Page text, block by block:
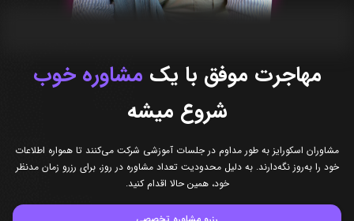
مهاجرت موفق با یک مشاوره خوب
شروع میشه
مشاوران اسکورایز به طور مداوم در جلسات آموزشی شرکت می‌کنند تا همواره اطلاعات
خود را به‌روز نگه‌­دارند. به دلیل محدودیت تعداد مشاوره در روز، برای رزرو زمان مدنظر
خود، همین حالا اقدام کنید.